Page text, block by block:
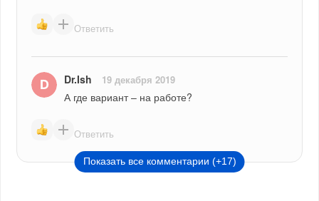
Ответить
Dr.Ish 19 декабря 2019
А где вариант – на работе?
Ответить
Показать все комментарии (+17)